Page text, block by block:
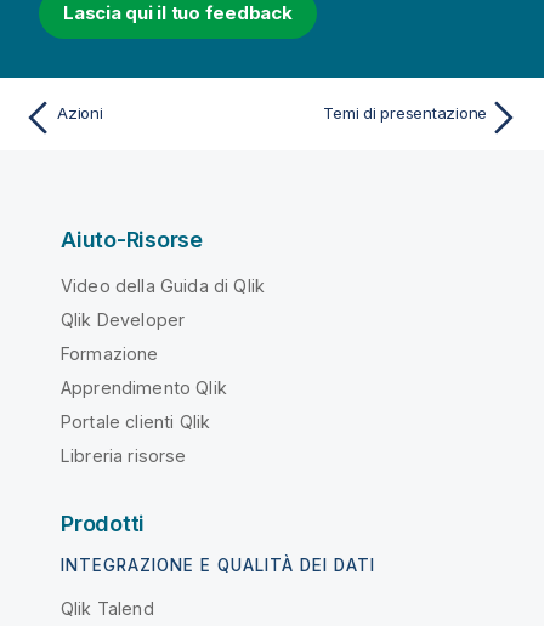
Lascia qui il tuo feedback
Azioni Temi di presentazione
Aiuto-Risorse
Video della Guida di Qlik
Qlik Developer
Formazione
Apprendimento Qlik
Portale clienti Qlik
Libreria risorse
Prodotti
INTEGRAZIONE E QUALITÀ DEI DATI
Qlik Talend